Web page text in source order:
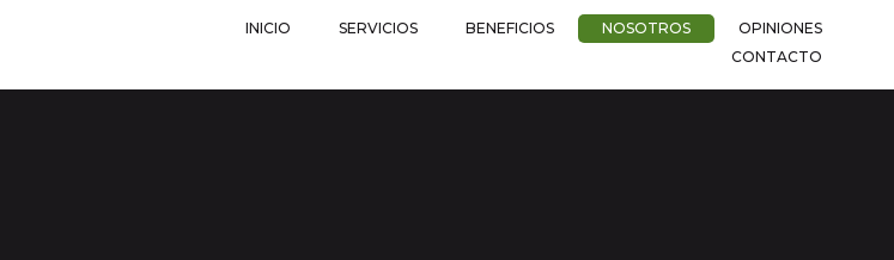
INICIO SERVICIOS BENEFICIOS NOSOTROS
OPINIONES
CONTACTO